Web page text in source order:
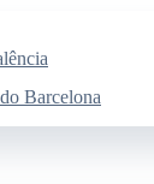
Barcelona